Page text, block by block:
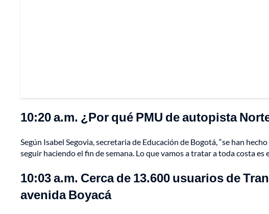
10:20 a.m. ¿Por qué PMU de autopista
Según Isabel Segovia, secretaria de Educación de Bogotá, “se han
seguir haciendo el fin de semana. Lo que vamos a tratar a toda costa
10:03 a.m. Cerca de 13.600 usuarios de
avenida Boyacá